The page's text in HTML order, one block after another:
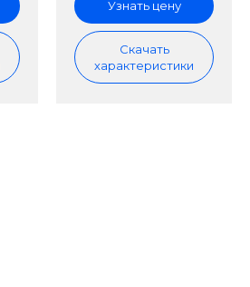
Узнать цену
Скачать
характеристики